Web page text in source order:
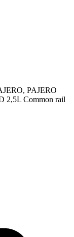
PAJERO
2,5L Common rail